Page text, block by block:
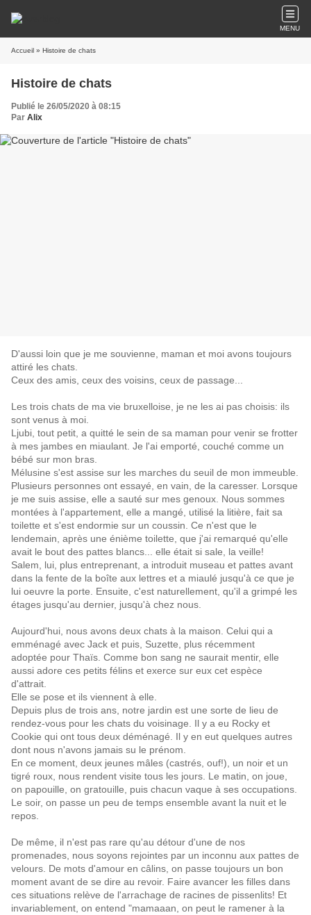
MENU
Accueil » Histoire de chats
Histoire de chats
Publié le 26/05/2020 à 08:15
Par Alix
D'aussi loin que je me souvienne, maman et moi avons toujours
attiré les chats.
Ceux des amis, ceux des voisins, ceux de passage...
Les trois chats de ma vie bruxelloise, je ne les ai pas choisis: ils
sont venus à moi.
Ljubi, tout petit, a quitté le sein de sa maman pour venir se frotter
à mes jambes en miaulant. Je l'ai emporté, couché comme un
bébé sur mon bras.
Mélusine s'est assise sur les marches du seuil de mon immeuble.
Plusieurs personnes ont essayé, en vain, de la caresser. Lorsque
je me suis assise, elle a sauté sur mes genoux. Nous sommes
montées à l'appartement, elle a mangé, utilisé la litière, fait sa
toilette et s'est endormie sur un coussin. Ce n'est que le
lendemain, après une énième toilette, que j'ai remarqué qu'elle
avait le bout des pattes blancs... elle était si sale, la veille!
Salem, lui, plus entreprenant, a introduit museau et pattes avant
dans la fente de la boîte aux lettres et a miaulé jusqu'à ce que je
lui oeuvre la porte. Ensuite, c'est naturellement, qu'il a grimpé les
étages jusqu'au dernier, jusqu'à chez nous.
Aujourd'hui, nous avons deux chats à la maison. Celui qui a
emménagé avec Jack et puis, Suzette, plus récemment
adoptée pour Thaïs. Comme bon sang ne saurait mentir, elle
aussi adore ces petits félins et exerce sur eux cet espèce
d'attrait.
Elle se pose et ils viennent à elle.
Depuis plus de trois ans, notre jardin est une sorte de lieu de
rendez-vous pour les chats du voisinage. Il y a eu Rocky et
Cookie qui ont tous deux déménagé. Il y en eut quelques autres
dont nous n'avons jamais su le prénom.
En ce moment, deux jeunes mâles (castrés, ouf!), un noir et un
tigré roux, nous rendent visite tous les jours. Le matin, on joue,
on papouille, on gratouille, puis chacun vaque à ses occupations.
Le soir, on passe un peu de temps ensemble avant la nuit et le
repos.
De même, il n'est pas rare qu'au détour d'une de nos
promenades, nous soyons rejointes par un inconnu aux pattes de
velours. De mots d'amour en câlins, on passe toujours un bon
moment avant de se dire au revoir. Faire avancer les filles dans
ces situations relève de l'arrachage de racines de pissenlits! Et
invariablement, on entend "mamaaan, on peut le ramener à la